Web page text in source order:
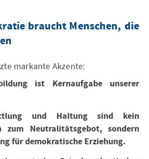
braucht Menschen, die
markante Akzente:
ist Kernaufgabe unserer
und Haltung sind kein
zum Neutralitätsgebot, sondern
für demokratische Erziehung.